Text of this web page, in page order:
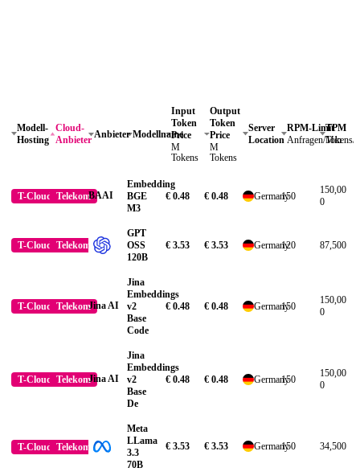
Modell-
Hosting
Cloud-
Anbieter Anbieter Modellname
Input
Token
Price
M
Tokens
Output
Token
Price
M
Tokens
Server
Location
RPM-Limit
Anfragen/Min
TPM
Tokens/
T-Cloud TelekomBAAI
Embedding
BGE
M3
€ 0.48 € 0.48 Germany150
150,00
0
T-Cloud Telekom
GPT
OSS
120B
€ 3.53 € 3.53 Germany120 87,500
T-Cloud TelekomJina AI
Jina
Embeddings
v2
Base
Code
€ 0.48 € 0.48 Germany150
150,00
0
T-Cloud TelekomJina AI
Jina
Embeddings
v2
Base
De
€ 0.48 € 0.48 Germany150
150,00
0
T-Cloud Telekom
Meta
LLama
3.3
70B
€ 3.53 € 3.53 Germany150 34,500